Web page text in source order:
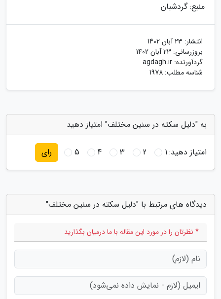
منبع: گردشبان
انتشار: 23 آبان 1402
بروزرسانی: 23 آبان 1402
گردآورنده: agdagh.ir
شناسه مطلب: 1978
به "دلیل سکته در سنین مختلف" امتیاز دهید
امتیاز دهید:1
2
3
4
5 رای
دیدگاه های مرتبط با "دلیل سکته در سنین مختلف"
* نظرتان را در مورد این مقاله با ما درمیان بگذارید